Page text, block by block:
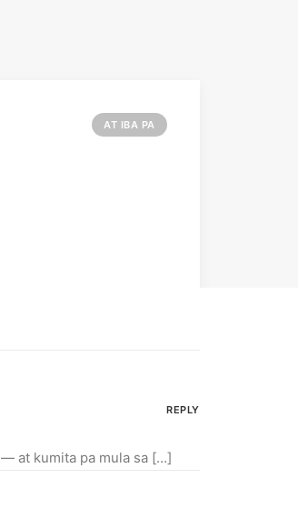
AT IBA PA
at kumita pa mula sa […]
REPLY